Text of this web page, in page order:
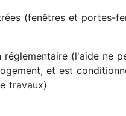
(fenêtres et portes-
(l'aide ne
et est
travaux)